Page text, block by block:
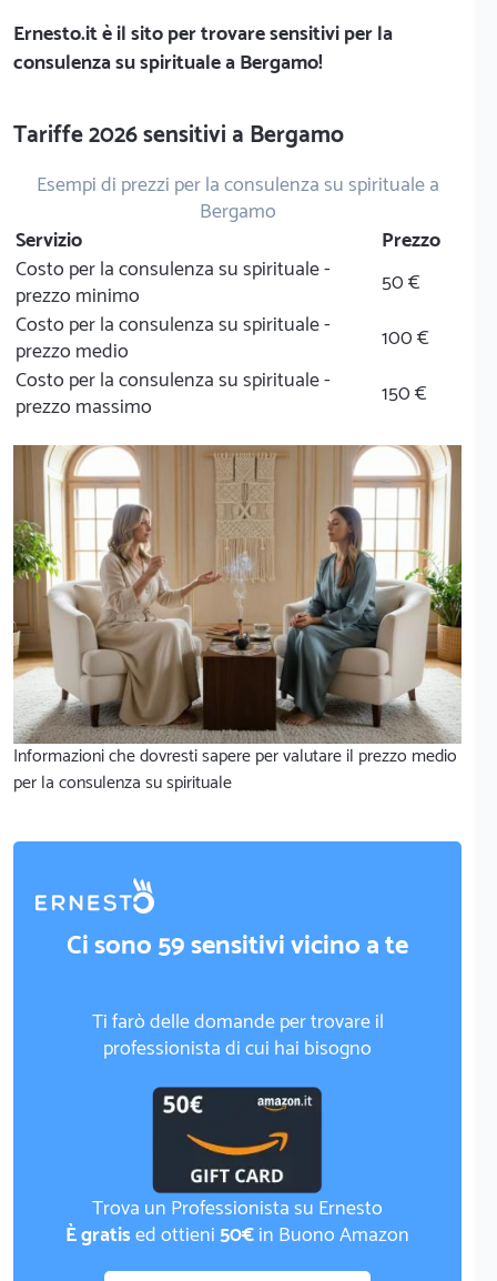
Ernesto.itè il sito per trovare sensitivi per la
consulenza su spirituale a Bergamo!
Tariffe 2026 sensitivi a Bergamo
Esempi di prezzi per la consulenza su spirituale a
Bergamo
Servizio
Prezzo
Costo per la consulenza su spirituale -
prezzo minimo
50 €
Costo per la consulenza su spirituale -
prezzo medio
100 €
Costo per la consulenza su spirituale -
prezzo massimo
150 €
Informazioni che dovresti sapere per valutare il prezzo medio
per la consulenza su spirituale
Ci sono 59 sensitivi vicino a te
Ti farò delle domande per trovare il
professionista di cui hai bisogno
Trova un Professionista su Ernesto
È gratised ottieni50€in Buono Amazon